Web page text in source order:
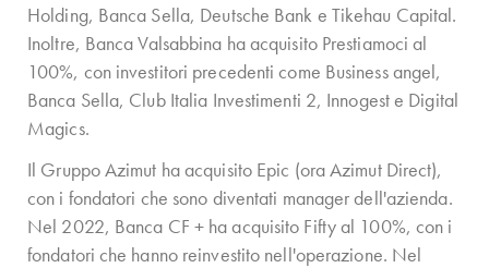
Holding, Banca Sella, Deutsche Bank e Tikehau Capital.
Inoltre, Banca Valsabbina ha acquisito Prestiamoci al
100%, con investitori precedenti come Business angel,
Banca Sella, Club Italia Investimenti 2, Innogest e Digital
Magics.
Il Gruppo Azimut ha acquisito Epic (ora Azimut Direct),
con i fondatori che sono diventati manager dell'azienda.
Nel 2022, Banca CF + ha acquisito Fifty al 100%, con i
fondatori che hanno reinvestito nell'operazione. Nel